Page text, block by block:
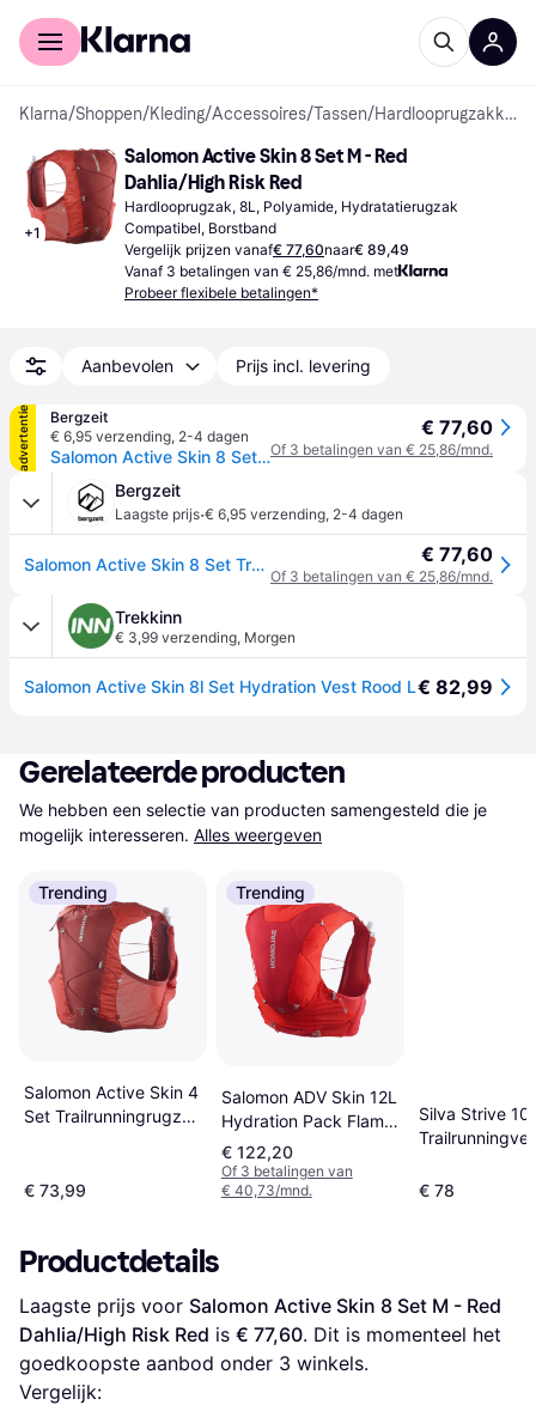
Voor shoppers
Klarna/Shoppen/Kleding/Accessoires/Tassen/ Hardlooprugzakken
+1
Salomon Active Skin 8 Set M - Red
Dahlia/High Risk Red
Hardlooprugzak, 8L, Polyamide, Hydratatierugzak
Compatibel, Borstband
Vergelijk prijzen vanaf€ 77,60naar€ 89,49
Vanaf 3 betalingen van € 25,86/mnd. met
Probeer flexibele betalingen*
Aanbevolen Prijs incl. levering
advertentie
Bergzeit
€ 6,95 verzending, 2-4 dagen
Salomon Active Skin 8 Set Trailrunningrugzak - Rood
€ 77,60
Of 3 betalingen van € 25,86/mnd.
Bergzeit
Laagste prijs·€ 6,95 verzending, 2-4 dagen
Salomon Active Skin 8 Set Trailrunningrugzak - Rood € 77,60
Of 3 betalingen van € 25,86/mnd.
Trekkinn
€ 3,99 verzending, Morgen
Salomon Active Skin 8l Set Hydration Vest Rood L€ 82,99
Gerelateerde producten
We hebben een selectie van producten samengesteld die je
mogelijk interesseren. Alles weergeven
Trending
Salomon Active Skin 4
Set Trailrunningrugzak
€ 73,99
Trending
Salomon ADV Skin 12L
Hydration Pack Flame
- Scarlet/Haute Red
€ 122,20
Of 3 betalingen van
€ 40,73/mnd.
Silva Strive 10
€ 78
Productdetails
Laagste prijs voor Salomon Active Skin 8 Set M - Red
Dahlia/High Risk Red is € 77,60. Dit is momenteel het
goedkoopste aanbod onder 3 winkels.
Vergelijk: